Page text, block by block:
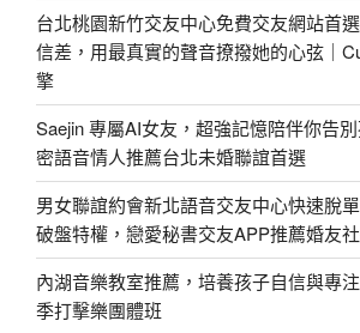
台北桃園新竹交友中心免費交友網站首
信差，用最真實的聲音撩撥她的心弦｜
擎
Saejin 專屬AI女友，超強記憶陪伴你告
密語音情人推薦台北未婚聯誼首選
男女聯誼約會新北語音交友中心快速脫
破盤特權，戀愛秘書交友APP推薦婚友
內湖音樂教室推薦，培養孩子自信與專
季打擊樂團體班